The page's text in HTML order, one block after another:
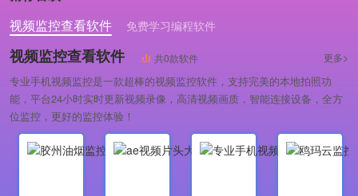
视频监控查看软件
免费学习编程软件
专业做婚礼策划的软件
视频监控查看软件 共0款软件 更多>
专业手机视频监控是一款超棒的视频监控软件，支持完美的本地拍照功
能，平台24小时实时更新视频录像，高清视频画质，智能连接设备，全方
位监控，更好的监控体验！